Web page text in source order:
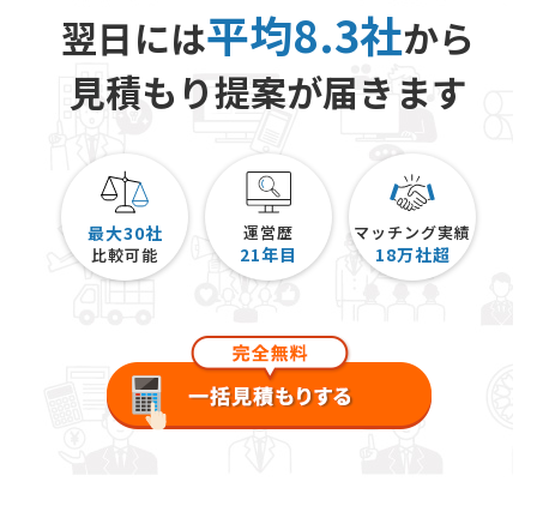
翌日には平均8.3社から
見積もり提案が届きます
最大30社
比較可能
運営歴
21年目
マッチング実績
18万社超